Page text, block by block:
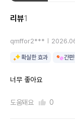
리뷰1
qmffor2***
확실한 효과 간
너무 좋아요
도움돼요 0